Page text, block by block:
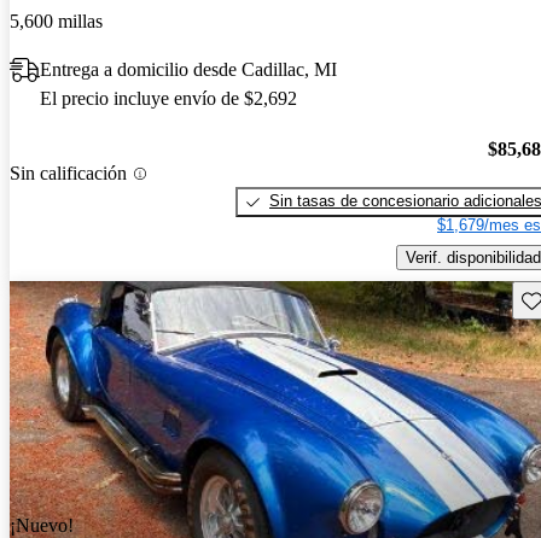
5,600 millas
Entrega a domicilio desde Cadillac, MI
El precio incluye envío de $2,692
Sin calificación
Sin tasas de concesionario adicionales
$1,679/mes
Verif. disponibilidad
¡Nuevo!